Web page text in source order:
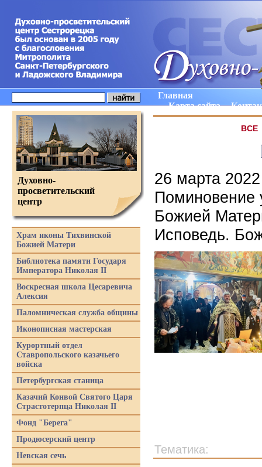
Главная
Карта сайта
ВCE
26 марта
Поминовение
Божией
Исповедь.
Тематика:
Духовно-
просветительский
центр
Храм иконы Тихвинской
Божией Матери
Библиотека памяти Государя
Императора Николая II
Воскресная школа Цесаревича
Алексия
Паломническая служба общины
Иконописная мастерская
Курортный отдел
Ставропольского казачьего
войска
Петербургская станица
Казачий Конвой Святого Царя
Страстотерпца Николая II
Фонд "Берега"
Продюсерский центр
Невская сечь